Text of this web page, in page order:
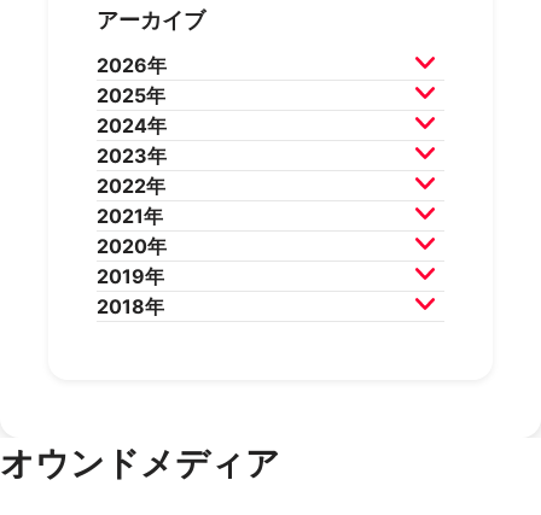
アーカイブ
2026年
2026年7月 2026年6月
2026年5月 2026年4月
2026年3月 2026年2月
2025年
2025年12月2025年11月
2025年10月2025年9月
2025年8月 2025年7月
2025年6月
2025年4月
2025年2月
2024年
2024年12月2024年11月
2024年10月2024年9月
2024年8月 2024年7月
2024年6月
2024年4月
2024年2月
2023年
2023年12月2023年11月
2023年10月2023年9月
2023年8月 2023年7月
2023年6月
2023年4月
2022年
2022年12月2022年11月
2022年10月2022年9月
2022年8月 2022年7月
2022年6月
2021年
2021年12月2021年11月
2021年10月2021年9月
2021年8月 2021年7月
2020年
2020年12月2020年11月
2020年10月2020年9月
2019年
2019年12月2019年11月
2019年2月
2019年1月
2018年
オウンドメディア